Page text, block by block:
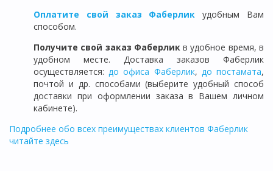
Оплатите свой заказ Фаберлик удобным Вам
способом.
Получите свой заказ Фаберликв удобное время, в
удобном месте. Доставка заказов Фаберлик
осуществляется:до офиса Фаберлик, до постамата,
почтой и др. способами (выберите удобный способ
доставки при оформлении заказа в Вашем личном
кабинете).
Подробнее обо всех преимуществах клиентов Фаберлик
читайте здесь